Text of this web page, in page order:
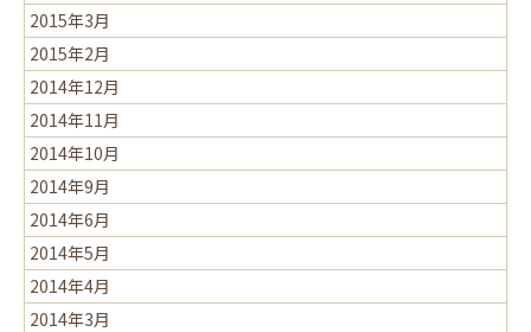
2015年3月
2015年2月
2014年12月
2014年11月
2014年10月
2014年9月
2014年6月
2014年5月
2014年4月
2014年3月